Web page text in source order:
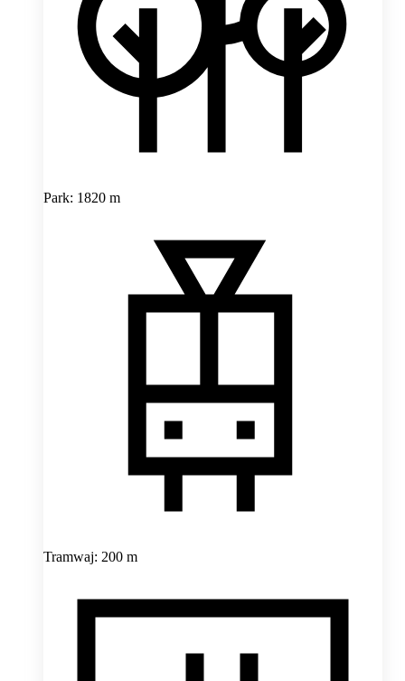
Park: 1820 m
Tramwaj: 200 m